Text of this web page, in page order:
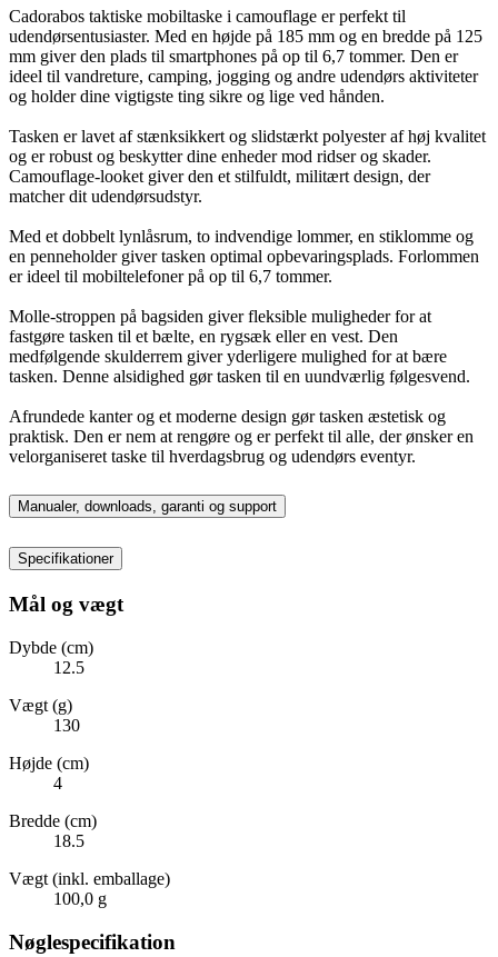
Cadorabos taktiske mobiltaske i camouflage er perfekt til
udendørsentusiaster. Med en højde på 185 mm og en bredde på 125
mm giver den plads til smartphones på op til 6,7 tommer. Den er
ideel til vandreture, camping, jogging og andre udendørs aktiviteter
og holder dine vigtigste ting sikre og lige ved hånden.
Tasken er lavet af stænksikkert og slidstærkt polyester af høj kvalitet
og er robust og beskytter dine enheder mod ridser og skader.
Camouflage-looket giver den et stilfuldt, militært design, der
matcher dit udendørsudstyr.
Med et dobbelt lynlåsrum, to indvendige lommer, en stiklomme og
en penneholder giver tasken optimal opbevaringsplads. Forlommen
er ideel til mobiltelefoner på op til 6,7 tommer.
Molle-stroppen på bagsiden giver fleksible muligheder for at
fastgøre tasken til et bælte, en rygsæk eller en vest. Den
medfølgende skulderrem giver yderligere mulighed for at bære
tasken. Denne alsidighed gør tasken til en uundværlig følgesvend.
Afrundede kanter og et moderne design gør tasken æstetisk og
praktisk. Den er nem at rengøre og er perfekt til alle, der ønsker en
velorganiseret taske til hverdagsbrug og udendørs eventyr.
Manualer, downloads, garanti og support
Specifikationer
Mål og vægt
Dybde (cm)
12.5
Vægt (g)
130
Højde (cm)
4
Bredde (cm)
18.5
Vægt (inkl. emballage)
100,0 g
Nøglespecifikation